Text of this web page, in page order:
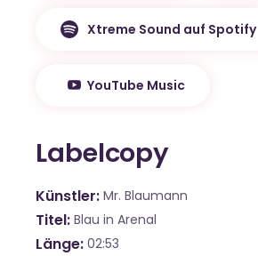
Xtreme Sound auf Spotify
YouTube Music
Labelcopy
Künstler Mr. Blaumann
Titel Blau in Arenal
Länge 02:53